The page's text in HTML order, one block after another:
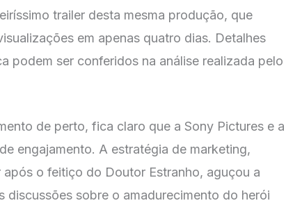
trailer desta mesma produção, que
em apenas quatro dias. Detalhes
podem ser conferidos na análise realizada pelo
de perto, fica claro que a Sony Pictures e a
engajamento. A estratégia de marketing,
o feitiço do Doutor Estranho, aguçou a
sobre o amadurecimento do herói